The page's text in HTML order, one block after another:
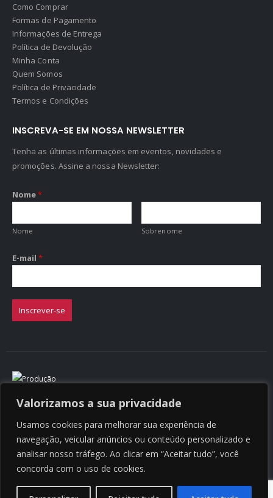
Valorizamos a sua privacidade
Usamos cookies para melhorar sua experiência de
navegação, veicular anúncios ou conteúdo personalizado e
analisar nosso tráfego. Ao clicar em “Aceitar tudo”, você
concorda com o uso de cookies.
Como Comprar
Formas de Pagamento
Informações de Entrega
Política de Devolução
Minha Conta
Quem Somos
Política de Privacidade
Termos e Condições
INSCREVA-SE EM NOSSA NEWSLETTER
Tenha as últimas informações em eventos, novidades e
promoções. Assine a nossa Newsletter:
Nome*
Nome Sobrenome
E-mail*
Inscrever-se
Copyright © 2025 E&C Company